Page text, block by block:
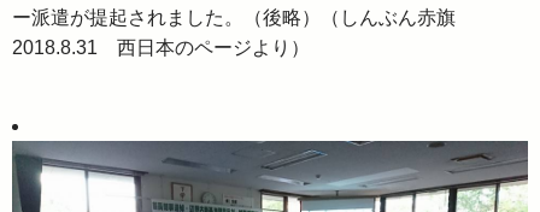
ー派遣が提起されました。（後略）（しんぶん赤旗
2018.8.31 西日本のページより）